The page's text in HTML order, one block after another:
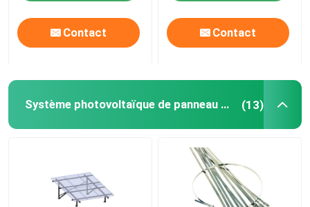
Contact Contact
Système photovoltaïque de panneau solaire (13)